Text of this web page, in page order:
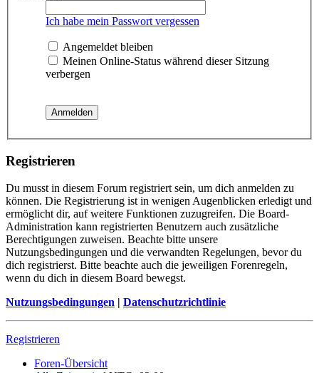
Ich habe mein Passwort vergessen
Angemeldet bleiben
Meinen Online-Status während dieser Sitzung
verbergen
Registrieren
Du musst in diesem Forum registriert sein, um dich anmelden zu
können. Die Registrierung ist in wenigen Augenblicken erledigt und
ermöglicht dir, auf weitere Funktionen zuzugreifen. Die Board-
Administration kann registrierten Benutzern auch zusätzliche
Berechtigungen zuweisen. Beachte bitte unsere
Nutzungsbedingungen und die verwandten Regelungen, bevor du
dich registrierst. Bitte beachte auch die jeweiligen Forenregeln,
wenn du dich in diesem Board bewegst.
Nutzungsbedingungen | Datenschutzrichtlinie
Registrieren
Foren-Übersicht